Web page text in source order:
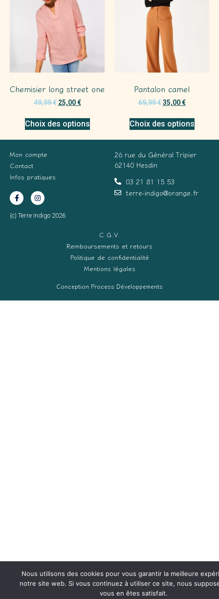
Chemisier long street one
49,99€ 25,00€
Choix des options
Pantalon camel
69,99€ 35,00€
Choix des options
Mon compte
Contact
Infos pratiques
(c) Terre Indigo 2026
26 rue du Général Tripier
62140 Hesdin
03 21 81 15 53
terre-indigo@orange.fr
C.G.V.
Remboursements et retours
Politique de confidentialité
Mentions légales
Conception Process Développements
Nous utilisons des cookies pour vous garantir la meilleure
notre site web. Si vous continuez à utiliser ce site, nous
vous en êtes satisfait.